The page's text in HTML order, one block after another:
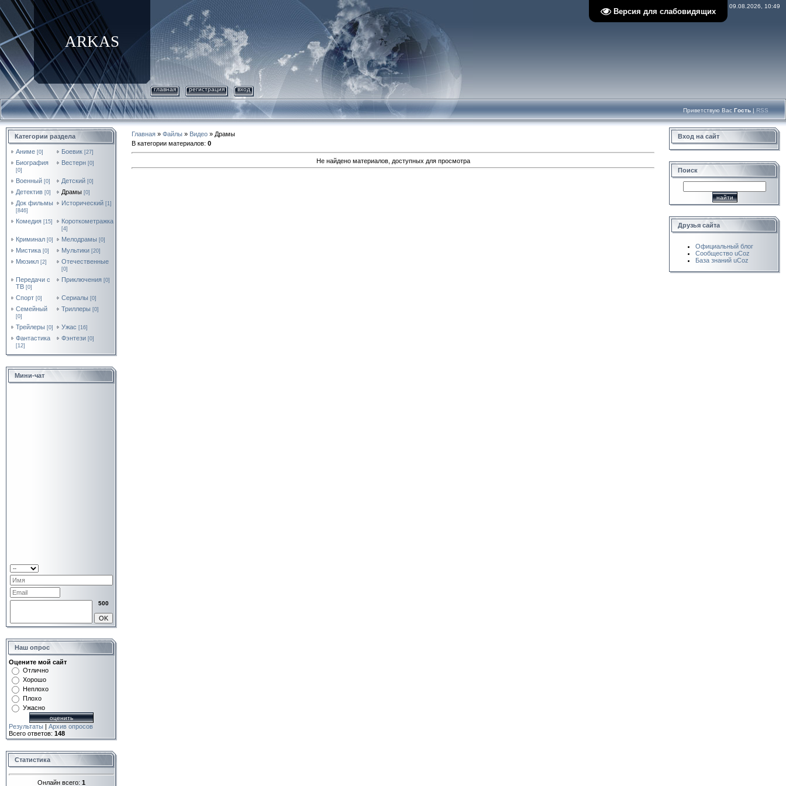
Версия для слабовидящих
ARKAS
Воскресенье, 09.08.2026, 10:49
главная регистрация вход
Приветствую Вас Гость | RSS
Категории раздела
Аниме [0] Боевик [27]
Биография
[0]
Вестерн [0]
Военный [0] Детский [0]
Детектив [0] Драмы [0]
Док фильмы
[846]
Исторический [1]
Комедия [15] Короткометражка
[4]
Криминал [0] Мелодрамы [0]
Мистика [0] Мультики [20]
Мюзикл [2] Отечественные
[0]
Передачи с
ТВ [0]
Приключения [0]
Спорт [0] Сериалы [0]
Семейный
[0]
Триллеры [0]
Трейлеры [0] Ужас [16]
Фантастика
[12]
Фэнтези [0]
Мини-чат
500
Наш опрос
Оцените мой сайт
Отлично
Хорошо
Неплохо
Плохо
Ужасно
Результаты | Архив опросов
Всего ответов: 148
Статистика
Онлайн всего: 1
Главная » Файлы » Видео » Драмы
В категории материалов: 0
Не найдено материалов, доступных для просмотра
Вход на сайт
Поиск
Друзья сайта
Официальный блог
Сообщество uCoz
База знаний uCoz